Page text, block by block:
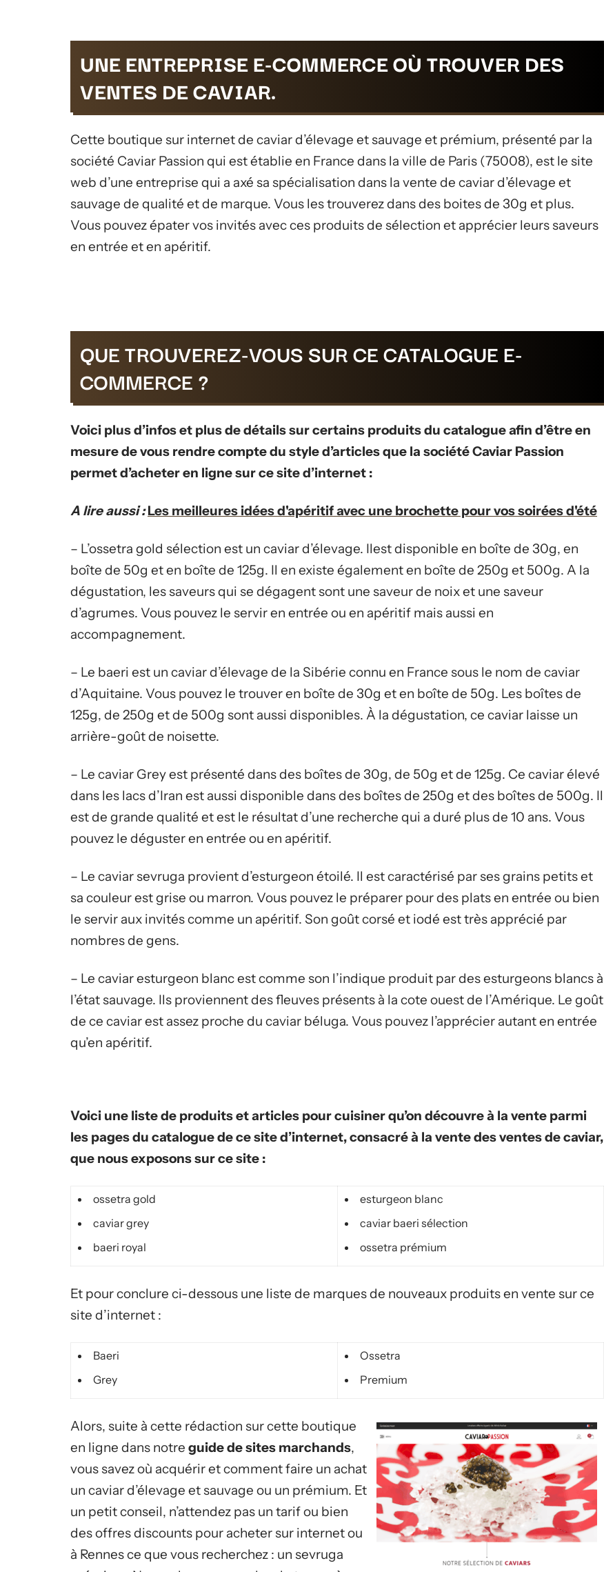
UNE ENTREPRISE E-COMMERCE OÙ TROUVER DES
VENTES DE CAVIAR.
Cette boutique sur internet de caviar d’élevage et sauvage et prémium, présenté par la
société Caviar Passion qui est établie en France dans la ville de Paris (75008), est le site
web d’une entreprise qui a axé sa spécialisation dans la vente de caviar d’élevage et
sauvage de qualité et de marque. Vous les trouverez dans des boites de 30g et plus.
Vous pouvez épater vos invités avec ces produits de sélection et apprécier leurs saveurs
en entrée et en apéritif.
QUE TROUVEREZ-VOUS SUR CE CATALOGUE E-
COMMERCE ?
Voici plus d’infos et plus de détails sur certains produits du catalogue afin d’être en
mesure de vous rendre compte du style d’articles que la société Caviar Passion
permet d’acheter en ligne sur ce site d’internet :
A lire aussi : Les meilleures idées d'apéritif avec une brochette pour vos soirées d'été
– L’ossetra gold sélection est un caviar d’élevage. Ilest disponible en boîte de 30g, en
boîte de 50g et en boîte de 125g. Il en existe également en boîte de 250g et 500g. A la
dégustation, les saveurs qui se dégagent sont une saveur de noix et une saveur
d’agrumes. Vous pouvez le servir en entrée ou en apéritif mais aussi en
accompagnement.
– Le baeri est un caviar d’élevage de la Sibérie connu en France sous le nom de caviar
d’Aquitaine. Vous pouvez le trouver en boîte de 30g et en boîte de 50g. Les boîtes de
125g, de 250g et de 500g sont aussi disponibles. À la dégustation, ce caviar laisse un
arrière-goût de noisette.
– Le caviar Grey est présenté dans des boîtes de 30g, de 50g et de 125g. Ce caviar élevé
dans les lacs d’Iran est aussi disponible dans des boîtes de 250g et des boîtes de 500g. Il
est de grande qualité et est le résultat d’une recherche qui a duré plus de 10 ans. Vous
pouvez le déguster en entrée ou en apéritif.
– Le caviar sevruga provient d’esturgeon étoilé. Il est caractérisé par ses grains petits et
sa couleur est grise ou marron. Vous pouvez le préparer pour des plats en entrée ou bien
le servir aux invités comme un apéritif. Son goût corsé et iodé est très apprécié par
nombres de gens.
– Le caviar esturgeon blanc est comme son l’indique produit par des esturgeons blancs à
l’état sauvage. Ils proviennent des fleuves présents à la cote ouest de l’Amérique. Le goût
de ce caviar est assez proche du caviar béluga. Vous pouvez l’apprécier autant en entrée
qu’en apéritif.
Voici une liste de produits et articles pour cuisiner qu’on découvre à la vente parmi
les pages du catalogue de ce site d’internet, consacré à la vente des ventes de caviar,
que nous exposons sur ce site :
ossetra gold
caviar grey
baeri royal
esturgeon blanc
caviar baeri sélection
ossetra prémium
Et pour conclure ci-dessous une liste de marques de nouveaux produits en vente sur ce
site d’internet :
Baeri
Grey
Ossetra
Premium
Alors, suite à cette rédaction sur cette boutique
en ligne dans notre guide de sites marchands,
vous savez où acquérir et comment faire un achat
un caviar d’élevage et sauvage ou un prémium. Et
un petit conseil, n’attendez pas un tarif ou bien
des offres discounts pour acheter sur internet ou
à Rennes ce que vous recherchez : un sevruga